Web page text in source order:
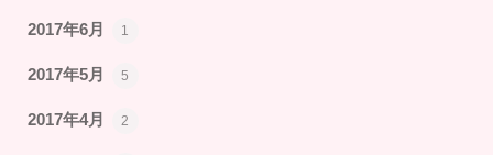
2017年6月 1
2017年5月 5
2017年4月 2